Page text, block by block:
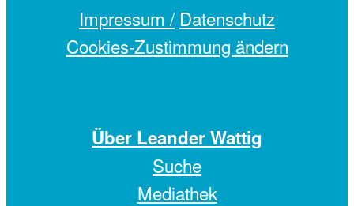
Impressum / Datenschutz
Cookies-Zustimmung ändern
Über Leander Wattig
Suche
Mediathek